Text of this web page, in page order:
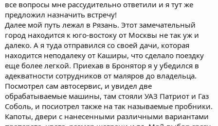
все вопросы мне рассудительно ответили и я тут же
предложил назначить встречу!
Далее мой путь лежал в Рязань. Этот замечательный
город находится к юго-востоку от Москвы не так уж и
далеко. А я туда отправился со своей дачи, которая
находится неподалеку от Каширы, что сделало поездку
еще более легкой. Приехав в Бронятор я у убедился в
адекватности сотрудников от маляров до владельца.
Посмотрел сам автосервис, и увидел две
обрабатываемые машины, там стояли УАЗ Патриот и Газ
Соболь, и посиотрел также на так называемые пробники.
Капоты, двери с нанесенными различными вариантами